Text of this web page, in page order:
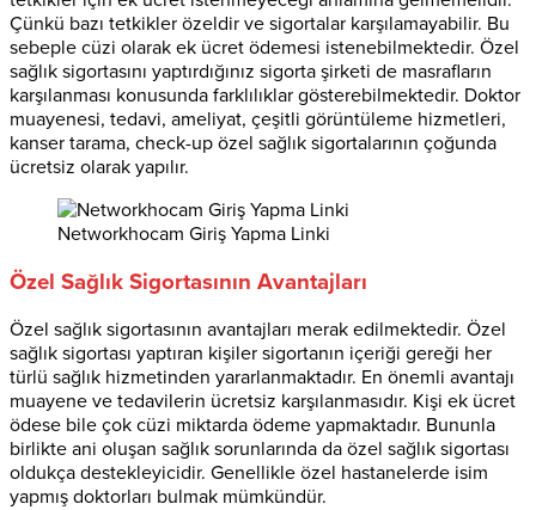
Çünkü bazı tetkikler özeldir ve sigortalar karşılamayabilir. Bu
sebeple cüzi olarak ek ücret ödemesi istenebilmektedir. Özel
sağlık sigortasını yaptırdığınız sigorta şirketi de masrafların
karşılanması konusunda farklılıklar gösterebilmektedir. Doktor
muayenesi, tedavi, ameliyat, çeşitli görüntüleme hizmetleri,
kanser tarama, check-up özel sağlık sigortalarının çoğunda
ücretsiz olarak yapılır.
Networkhocam Giriş Yapma Linki
Özel Sağlık Sigortasının Avantajları
Özel sağlık sigortasının avantajları merak edilmektedir. Özel
sağlık sigortası yaptıran kişiler sigortanın içeriği gereği her
türlü sağlık hizmetinden yararlanmaktadır. En önemli avantajı
muayene ve tedavilerin ücretsiz karşılanmasıdır. Kişi ek ücret
ödese bile çok cüzi miktarda ödeme yapmaktadır. Bununla
birlikte ani oluşan sağlık sorunlarında da özel sağlık sigortası
oldukça destekleyicidir. Genellikle özel hastanelerde isim
yapmış doktorları bulmak mümkündür.